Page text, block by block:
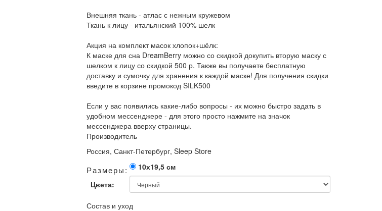
Внешняя ткань - атлас с нежным кружевом
Ткань к лицу - итальянский 100% шелк
Акция на комплект масок хлопок+шёлк:
К маске для сна DreamBerry можно со скидкой докупить вторую маску с
шелком к лицу со скидкой 500 р. Также вы получаете бесплатную
доставку и сумочку для хранения к каждой маске! Для получения скидки
введите в корзине промокод SILK500
Если у вас появились какие-либо вопросы - их можно быстро задать в
удобном мессенджере - для этого просто нажмите на значок
мессенджера вверху страницы.
Производитель
Россия, Санкт-Петербург, Sleep Store
Размеры:
10х19,5 см
Цвета:
Состав и уход